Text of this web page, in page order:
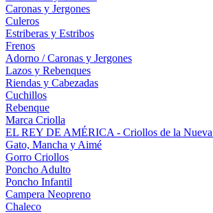
Caronas y Jergones
Culeros
Estriberas y Estribos
Frenos
Adorno / Caronas y Jergones
Lazos y Rebenques
Riendas y Cabezadas
Cuchillos
Rebenque
Marca Criolla
EL REY DE AMÉRICA - Criollos de la Nueva
Gato, Mancha y Aimé
Gorro Criollos
Poncho Adulto
Poncho Infantil
Campera Neopreno
Chaleco